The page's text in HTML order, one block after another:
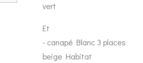
vert
Et
- canapé Blanc 3 places
beige Habitat